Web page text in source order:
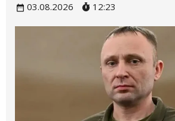
03.08.2026
12:23